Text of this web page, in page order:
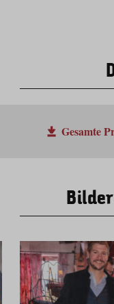
Gesamte